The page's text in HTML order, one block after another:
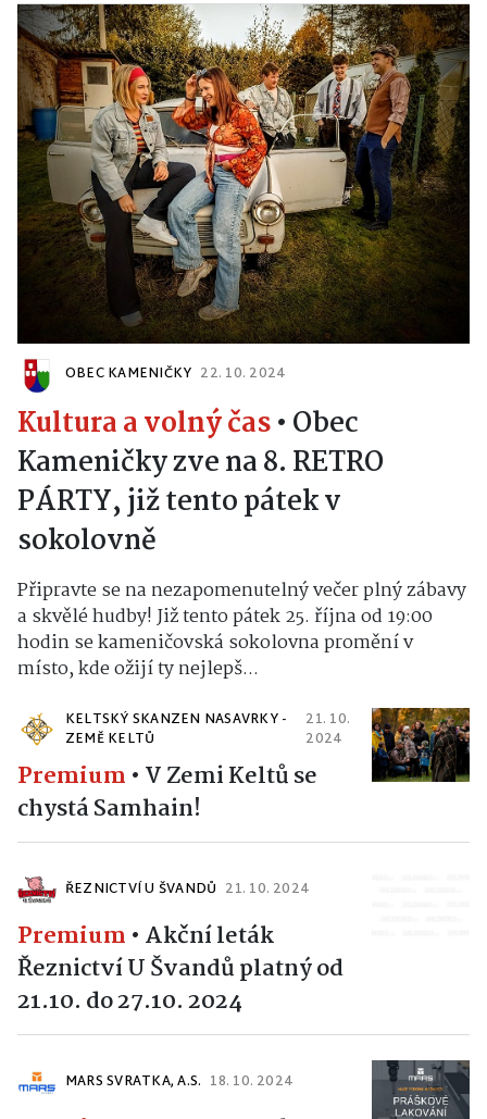
OBEC KAMENIČKY 22. 10. 2024
Kultura a volný čas• Obec
Kameničky zve na 8. RETRO
PÁRTY, již tento pátek v
sokolovně
Připravte se na nezapomenutelný večer plný zábavy
a skvělé hudby! Již tento pátek 25. října od 19:00
hodin se kameničovská sokolovna promění v
místo, kde ožijí ty nejlepš...
KELTSKÝ SKANZEN NASAVRKY -
ZEMĚ KELTŮ
21. 10.
2024
Premium • V Zemi Keltů se
chystá Samhain!
ŘEZNICTVÍ U ŠVANDŮ 21. 10. 2024
Premium • Akční leták
Řeznictví U Švandů platný od
21.10. do 27.10. 2024
MARS SVRATKA, A.S. 18. 10. 2024